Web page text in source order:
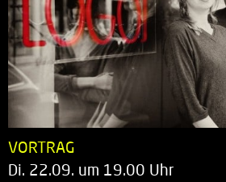
VORTRAG
Di. 22.09. um 19.00 Uhr